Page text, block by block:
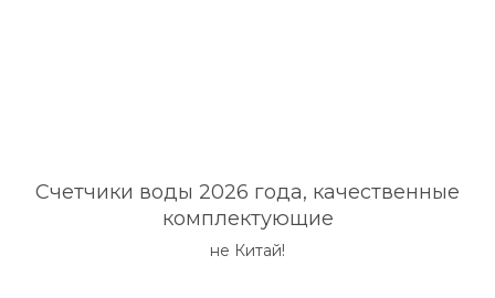
Счетчики воды 2026 года, качественные
комплектующие
не Китай!